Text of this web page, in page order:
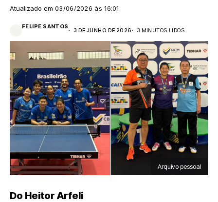
Atualizado em 03/06/2026 às 16:01
FELIPE SANTOS
3 DE JUNHO DE 2026 3 MINUTOS LIDOS
Arquivo pessoal
Do Heitor Arfeli